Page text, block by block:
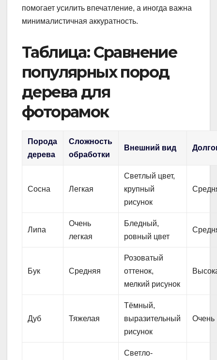
помогает усилить впечатление, а иногда важна
минималистичная аккуратность.
Таблица: Сравнение
популярных пород
дерева для
фоторамок
Порода
дерева
Сложность
обработки
Внешний вид
Сосна Легкая
Светлый цвет,
крупный
рисунок
Липа
Очень
легкая
Бледный,
ровный цвет
Бук Средняя
Розоватый
оттенок,
мелкий рисунок
Дуб Тяжелая
Тёмный,
выразительный
рисунок
Очень
Светло-